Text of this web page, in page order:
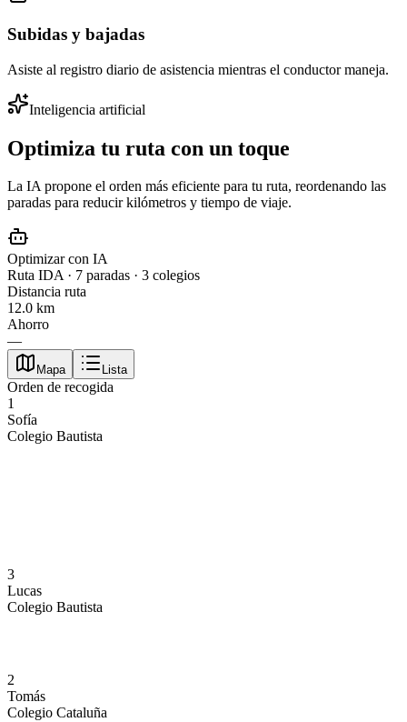
Subidas y bajadas
Asiste al registro diario de asistencia mientras el conductor maneja.
Inteligencia artificial
Optimiza tu ruta con un toque
La IA propone el orden más eficiente para tu ruta, reordenando las
paradas para reducir kilómetros y tiempo de viaje.
Optimizar con IA
Ruta IDA · 7 paradas · 3 colegios
Distancia ruta
12.0 km
Ahorro
—
Mapa Lista
Orden de recogida
1
Sofía
Colegio Bautista
3
Lucas
Colegio Bautista
2
Tomás
Colegio Cataluña